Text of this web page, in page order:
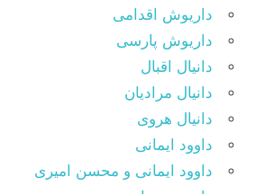
داریوش اقدامی
داریوش پارسی
دانیال اقبال
دانیال مرادیان
دانیال هروی
داوود ایمانی
داوود ایمانی و محسن امیری